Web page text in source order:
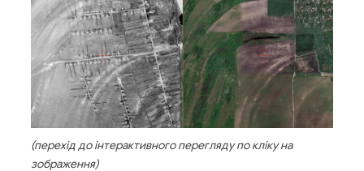
(перехід до інтерактивного перегляду по кліку на
зображення)